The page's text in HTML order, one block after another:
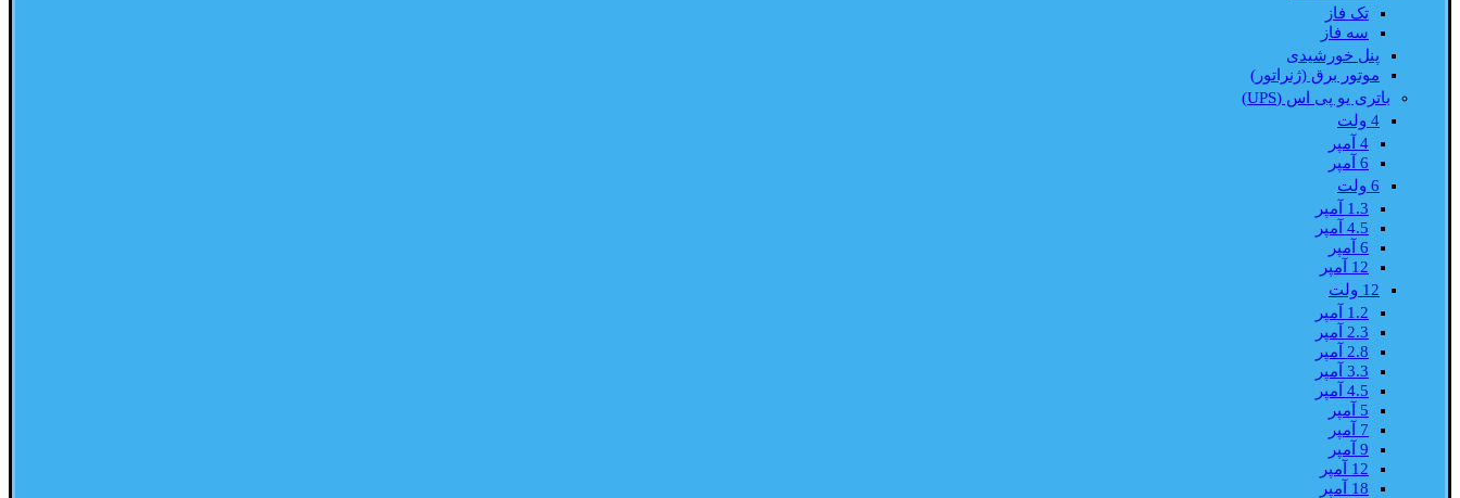
تک فاز
سه فاز
پنل خورشیدی
موتور برق (ژنراتور)
باتری یو پی اس (UPS)
4 ولت
4 آمپر
6 آمپر
6 ولت
1.3 آمپر
4.5 آمپر
6 آمپر
12 آمپر
12 ولت
1.2 آمپر
2.3 آمپر
2.8 آمپر
3.3 آمپر
4.5 آمپر
5 آمپر
7 آمپر
9 آمپر
12 آمپر
18 آمپر